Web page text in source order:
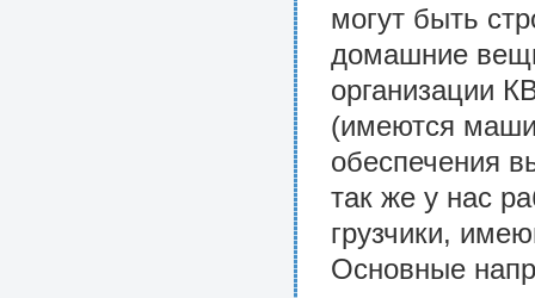
могут быть
домашние
(имеются
обеспечения
так же у нас
грузчики,
Основные